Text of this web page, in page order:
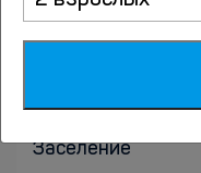
Заселение